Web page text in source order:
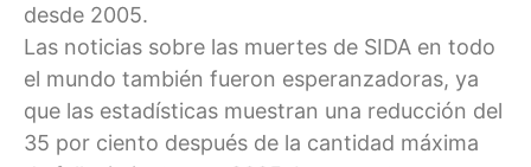
desde 2005.
Las noticias sobre las muertes de SIDA en todo
el mundo también fueron esperanzadoras, ya
que las estadísticas muestran una reducción del
35 por ciento después de la cantidad máxima